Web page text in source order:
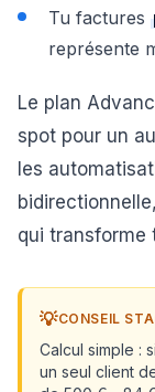
Tu factures
représente
Le plan
spot pour un
les
qui transforme
💡CONSEIL
Calcul simple :
un seul client